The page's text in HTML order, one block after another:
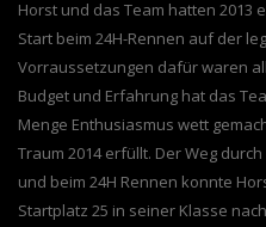
Horst und das Team hatten 2013
Start beim 24H-Rennen auf der
Vorraussetzungen dafür waren
Budget und Erfahrung hat das
Menge Enthusiasmus wett
Traum 2014 erfüllt. Der Weg
und beim 24H Rennen konnte
Startplatz 25 in seiner Klasse